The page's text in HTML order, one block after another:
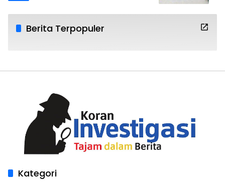
Berita Terpopuler
Kategori